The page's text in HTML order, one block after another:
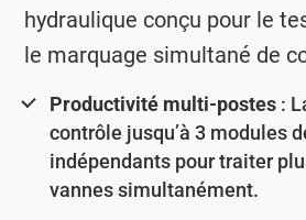
hydraulique conçu pour le
le marquage simultané de
Productivité multi-postes :
contrôle jusqu’à 3 modules
indépendants pour traiter
vannes simultanément.